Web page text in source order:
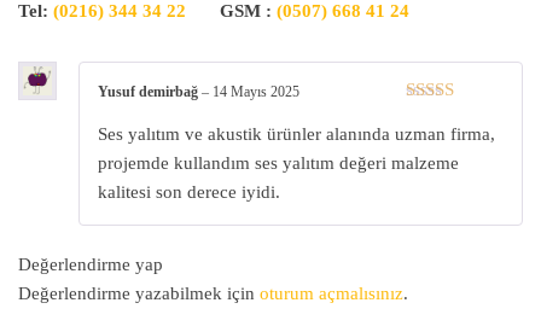
Tel: (0216) 344 34 22 GSM : (0507) 668 41 24
5oy aldı
Yusuf demirbağ – 14 Mayıs 2025
Ses yalıtım ve akustik ürünler alanında uzman firma,
projemde kullandım ses yalıtım değeri malzeme
kalitesi son derece iyidi.
Değerlendirme yap
Değerlendirme yazabilmek için oturum açmalısınız.